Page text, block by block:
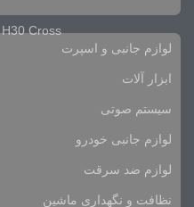
لوازم جانبی و اسپرت
H30 Cross
ابزار آلات
سیستم صوتی
لوازم جانبی خودرو
لوازم ضد سرقت
نظافت و نگهداری ماشین